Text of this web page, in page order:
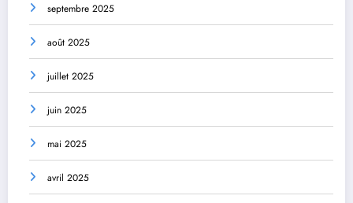
septembre 2025
août 2025
juillet 2025
juin 2025
mai 2025
avril 2025